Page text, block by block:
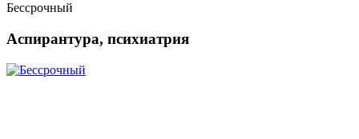
Бессрочный
Аспирантура, психиатрия